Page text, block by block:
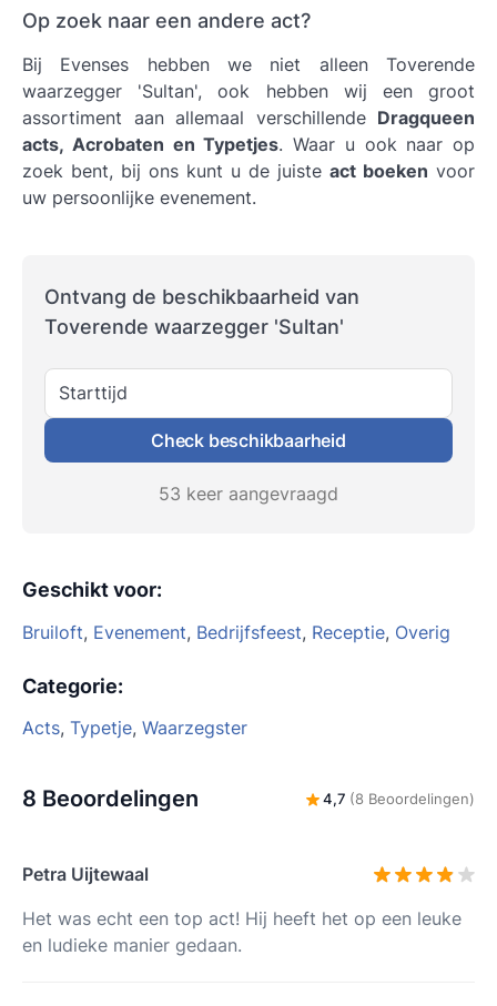
Op zoek naar een andere act?
Bij Evenses hebben we niet alleen Toverende
waarzegger 'Sultan', ook hebben wij een groot
assortiment aan allemaal verschillende Dragqueen
acts, Acrobaten en Typetjes. Waar u ook naar op
zoek bent, bij ons kunt u de juiste act boeken voor
uw persoonlijke evenement.
Ontvang de beschikbaarheid van
Toverende waarzegger 'Sultan'
Starttijd
Check beschikbaarheid
53 keer aangevraagd
Geschikt voor:
Bruiloft, Evenement, Bedrijfsfeest, Receptie, Overig
Categorie:
Acts, Typetje, Waarzegster
8 Beoordelingen 4,7 (8 Beoordelingen)
Petra Uijtewaal
Het was echt een top act! Hij heeft het op een leuke
en ludieke manier gedaan.